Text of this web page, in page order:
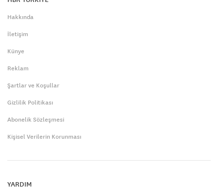
Hakkında
İletişim
Künye
Reklam
Şartlar ve Koşullar
Gizlilik Politikası
Abonelik Sözleşmesi
Kişisel Verilerin Korunması
YARDIM